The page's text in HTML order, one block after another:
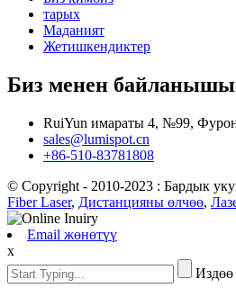
тарых
Маданият
Жетишкендиктер
Биз менен
RuiYun имараты 4, №99,
sales@lumispot.cn
+86-510-83781808
© Copyright - 2010-2023 : Бардык
Fiber Laser, Дистанцияны өлчөө,
Email жөнөтүү
x